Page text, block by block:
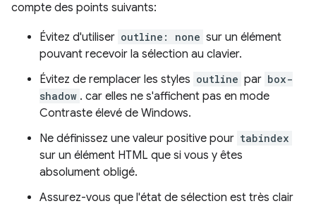
compte des points suivants:
Évitez d'utiliser outline: none sur un élément
pouvant recevoir la sélection au clavier.
Évitez de remplacer les styles outline par box-
shadow . car elles ne s'affichent pas en mode
Contraste élevé de Windows.
Ne définissez une valeur positive pour tabindex
sur un élément HTML que si vous y êtes
absolument obligé.
Assurez-vous que l'état de sélection est très clair